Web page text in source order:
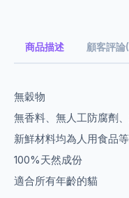
商品描述 顧客評論
無穀物
無香料、無人工防腐劑
新鮮材料均為人用食品
100%天然成份
適合所有年齡的貓